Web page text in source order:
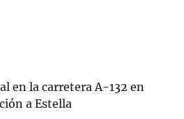
en la carretera A-132 en
a Estella